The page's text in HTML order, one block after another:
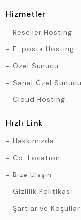
Hizmetler
Reseller Hosting
E-posta Hosting
Özel Sunucu
Sanal Özel Sunucu
Cloud Hosting
Hızlı Link
Hakkımızda
Co-Location
Bize Ulaşın
Gizlilik Politikası
Şartlar ve Koşullar